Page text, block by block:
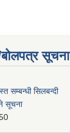
सूचना
सम्बन्धी सिलबन्दी
सूचना